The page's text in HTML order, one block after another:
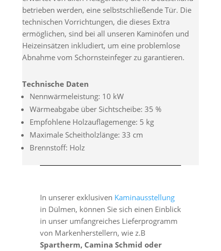
betrieben werden, eine selbstschließende Tür. Die
technischen Vorrichtungen, die dieses Extra
ermöglichen, sind bei all unseren Kaminöfen und
Heizeinsätzen inkludiert, um eine problemlose
Abnahme vom Schornsteinfeger zu garantieren.
Technische Daten
Nennwärmeleistung: 10 kW
Wärmeabgabe über Sichtscheibe: 35 %
Empfohlene Holzauflagemenge: 5 kg
Maximale Scheitholzlänge: 33 cm
Brennstoff: Holz
In unserer exklusiven Kaminausstellung
in Dülmen, können Sie sich einen Einblick
in unser umfangreiches Lieferprogramm
von Markenherstellern, wie z.B
Spartherm, Camina Schmid oder